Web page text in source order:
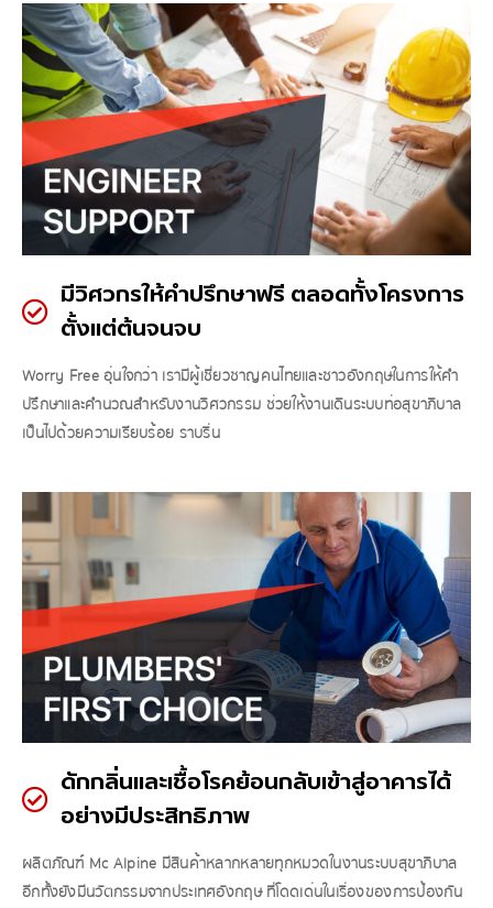
มีวิศวกรให้คำปรึกษาฟรี ตลอดทั้งโครงการ
ตั้งแต่ต้นจนจบ
Worry Free อุ่นใจกว่า เรามีผู้เชี่ยวชาญคนไทยและชาวอังกฤษในการให้คำ
ปรึกษาและคำนวณสำหรับงานวิศวกรรม ช่วยให้งานเดินระบบท่อสุขาภิบาล
เป็นไปด้วยความเรียบร้อย ราบรื่น
ดักกลิ่นและเชื้อโรคย้อนกลับเข้าสู่อาคารได้
อย่างมีประสิทธิภาพ
ผลิตภัณฑ์ Mc Alpine มีสินค้าหลากหลายทุกหมวดในงานระบบสุขาภิบาล
อีกทั้งยังมีนวัตกรรมจากประเทศอังกฤษ ที่โดดเด่นในเรื่องของการป้องกัน